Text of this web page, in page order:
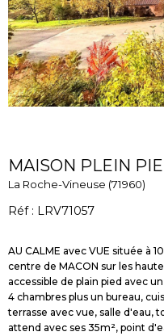
MAISON PLEIN
La Roche-Vineuse (71960)
Réf : LRV71057
AU CALME avec VUE située à
centre de MACON sur les
accessible de plain pied avec
4 chambres plus un bureau,
terrasse avec vue, salle d'eau,
attend avec ses 35m², point